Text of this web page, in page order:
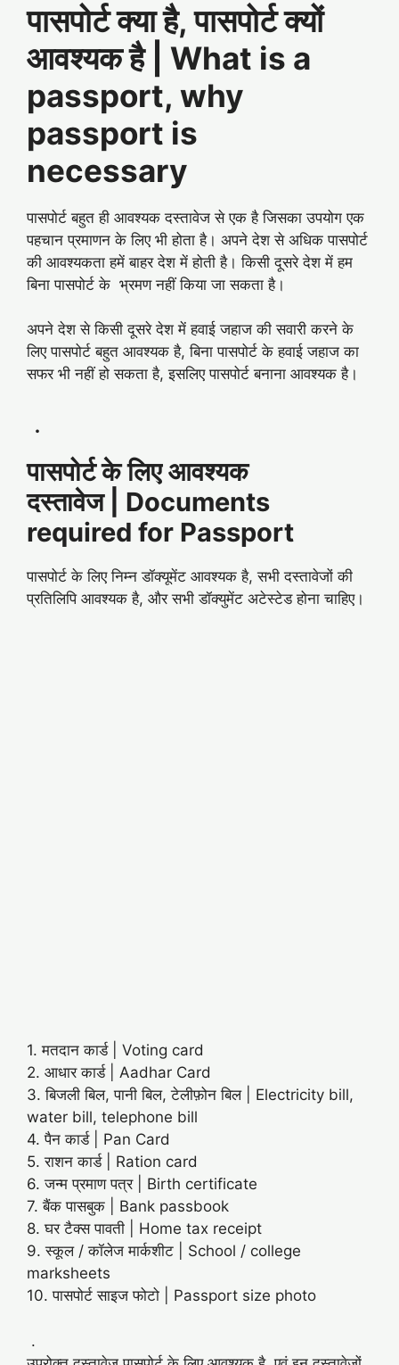
पासपोर्ट क्या है, पासपोर्ट क्यों
आवश्यक है | What is a
passport, why
passport is
necessary
पासपोर्ट बहुत ही आवश्यक दस्तावेज से एक है जिसका उपयोग एक
पहचान प्रमाणन के लिए भी होता है। अपने देश से अधिक पासपोर्ट
की आवश्यकता हमें बाहर देश में होती है। किसी दूसरे देश में हम
बिना पासपोर्ट के भ्रमण नहीं किया जा सकता है।
अपने देश से किसी दूसरे देश में हवाई जहाज की सवारी करने के
लिए पासपोर्ट बहुत आवश्यक है, बिना पासपोर्ट के हवाई जहाज का
सफर भी नहीं हो सकता है, इसलिए पासपोर्ट बनाना आवश्यक है।
.
पासपोर्ट के लिए आवश्यक
दस्तावेज | Documents
required for Passport
पासपोर्ट के लिए निम्न डॉक्यूमेंट आवश्यक है, सभी दस्तावेजों की
प्रतिलिपि आवश्यक है, और सभी डॉक्युमेंट अटेस्टेड होना चाहिए।
1. मतदान कार्ड | Voting card
2. आधार कार्ड | Aadhar Card
3. बिजली बिल, पानी बिल, टेलीफ़ोन बिल | Electricity bill,
water bill, telephone bill
4. पैन कार्ड | Pan Card
5. राशन कार्ड | Ration card
6. जन्म प्रमाण पत्र | Birth certificate
7. बैंक पासबुक | Bank passbook
8. घर टैक्स पावती | Home tax receipt
9. स्कूल / कॉलेज मार्कशीट | School / college
marksheets
10. पासपोर्ट साइज फोटो | Passport size photo
.